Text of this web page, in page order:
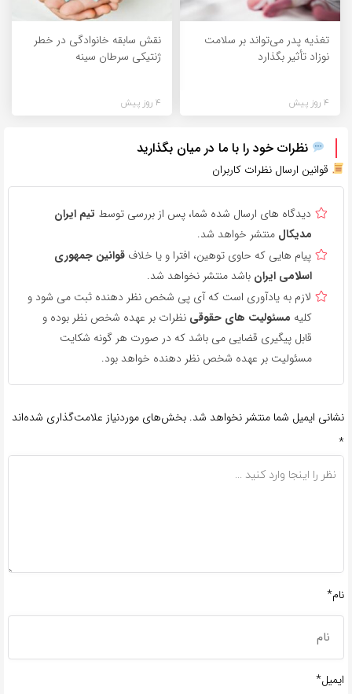
تغذیه پدر می‌تواند بر سلامت
نوزاد تأثیر بگذارد
4 روز پیش
نقش سابقه خانوادگی در خطر
ژنتیکی سرطان سینه
4 روز پیش
نظرات خود را با ما در میان بگذارید
قوانین ارسال نظرات کاربران
دیدگاه های ارسال شده شما، پس از بررسی توسط تیم ایران
مدیکال منتشر خواهد شد.
پیام هایی که حاوی توهین، افترا و یا خلاف قوانین جمهوری
اسلامی ایران باشد منتشر نخواهد شد.
لازم به یادآوری است که آی پی شخص نظر دهنده ثبت می شود و
کلیه مسئولیت های حقوقی نظرات بر عهده شخص نظر بوده و
قابل پیگیری قضایی می باشد که در صورت هر گونه شکایت
مسئولیت بر عهده شخص نظر دهنده خواهد بود.
نشانی ایمیل شما منتشر نخواهد شد. بخش‌های موردنیاز علامت‌گذاری شده‌اند
*
نام*
ایمیل*